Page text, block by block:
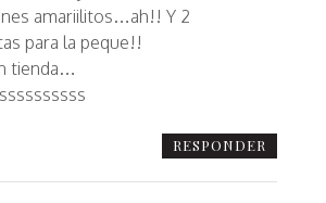
amariilitos…ah!! Y 2
para la peque!!
tienda…
RESPONDER